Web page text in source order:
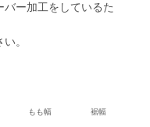
バー加工をしているた
。
もも幅 裾幅